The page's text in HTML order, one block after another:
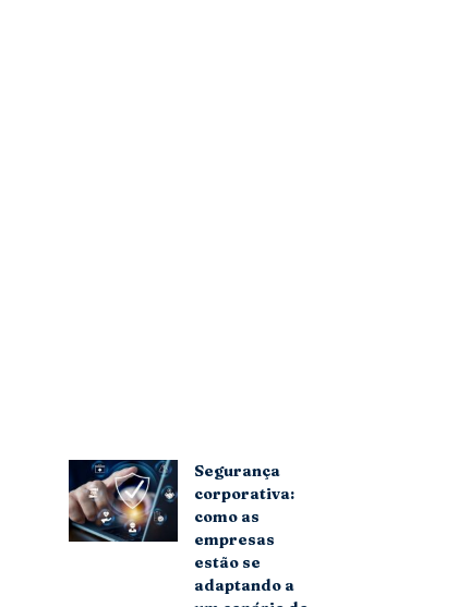
Segurança
corporativa:
como as
empresas
estão se
adaptando a